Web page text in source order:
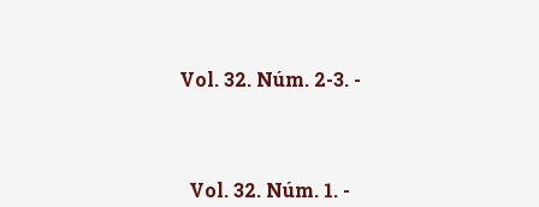
Vol. 32. Núm. 2-3. -
Vol. 32. Núm. 1. -